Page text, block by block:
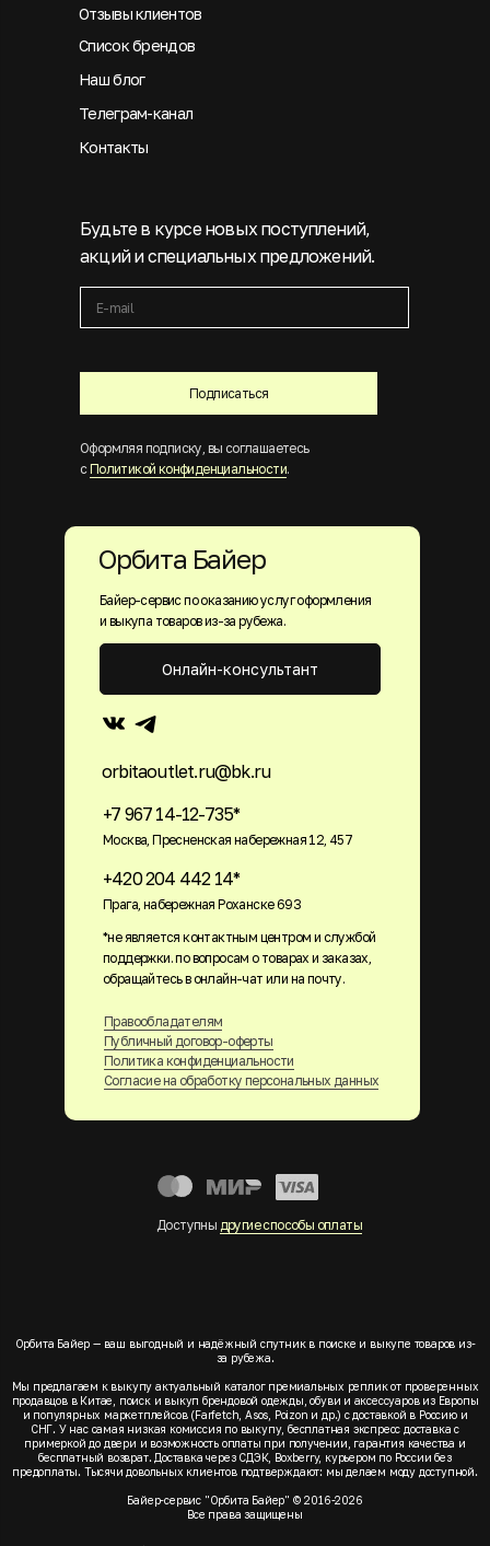
Подписаться
Будьте в курсе новых поступлений,
акций и специальных предложений.
Оформляя подписку, вы соглашаетесь
с Политикой конфиденциальности.
Отзывы клиентов
Список брендов
Наш блог
Телеграм-канал
Контакты
Байер-сервис по оказанию услуг оформления
и выкупа товаров из-за рубежа.
+7 967 14-12-735*
Москва, Пресненская набережная 12, 457
+420 204 442 14*
Прага, набережная Роханске 693
orbitaoutlet.ru@bk.ru
Правообладателям
Публичный договор-оферты
Политика конфиденциальности
Согласие на обработку персональных данных
Онлайн-консультант
Орбита Байер
Доступны другие способы оплаты
*не является контактным центром и службой
поддержки. по вопросам о товарах и заказах,
обращайтесь в онлайн-чат или на почту.
Орбита Байер — ваш выгодный и надёжный спутник в поиске и выкупе товаров из-
за рубежа.
Мы предлагаем к выкупу актуальный каталог премиальных реплик от проверенных
продавцов в Китае, поиск и выкуп брендовой одежды, обуви и аксессуаров из Европы
и популярных маркетплейсов (Farfetch, Asos, Poizon и др.) с доставкой в Россию и
СНГ. У нас самая низкая комиссия по выкупу, бесплатная экспресс доставка с
примеркой до двери и возможность оплаты при получении, гарантия качества и
бесплатный возврат. Доставка через СДЭК, Boxberry, курьером по России без
предоплаты. Тысячи довольных клиентов подтверждают: мы делаем моду доступной.
Байер-сервис "Орбита Байер" © 2016-2026
Все права защищены